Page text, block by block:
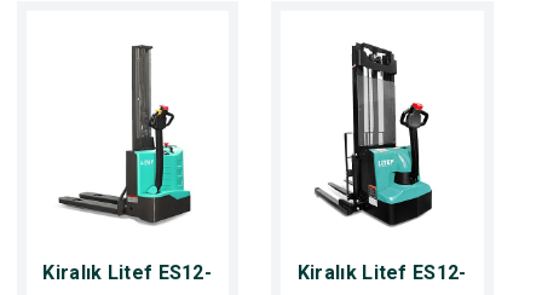
Kiralık Litef ES12-
Kiralık Litef ES12-